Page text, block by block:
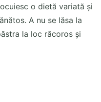
o dietă variată și
A nu se lăsa la
la loc răcoros și